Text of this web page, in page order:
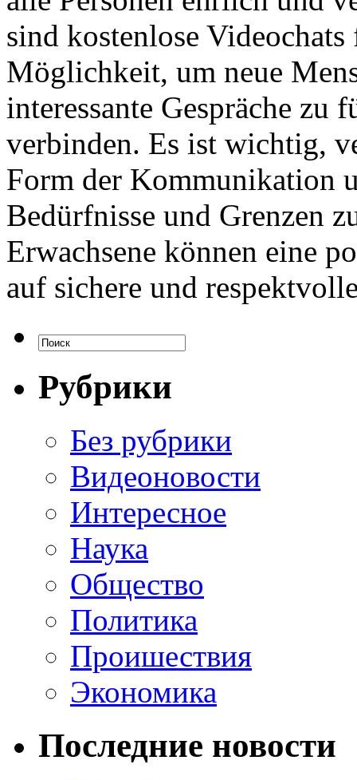
sind kostenlose
Möglichkeit, um neue
interessante Gespräche zu
verbinden. Es ist wichtig,
Form der Kommunikation
Bedürfnisse und Grenzen
Erwachsene können eine
auf sichere und
Рубрики
Без рубрики
Видеоновости
Интересное
Наука
Общество
Политика
Проишествия
Экономика
Последние новости